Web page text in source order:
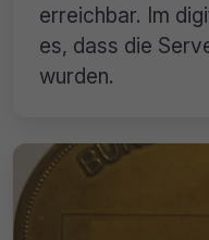
erreichbar. Im
es, dass die
wurden.